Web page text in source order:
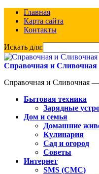
Главная
Карта сайта
Контакты
Искать для:
Справочная и Сливочная
Справочная и Сливочная —
Бытовая техника
Зарядные
Дом и семья
Домашние
Кулинария
Сад и огород
Советы
Интернет
SMS (СМС)